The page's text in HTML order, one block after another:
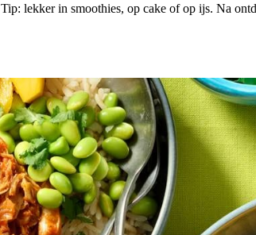
Tip: lekker in smoothies, op cake of op ijs. Na